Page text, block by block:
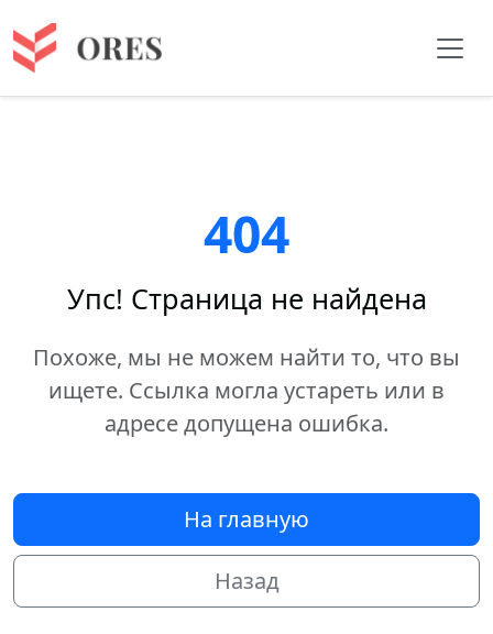
404
Упс! Страница не найдена
Похоже, мы не можем найти то, что вы
ищете. Ссылка могла устареть или в
адресе допущена ошибка.
На главную
Назад